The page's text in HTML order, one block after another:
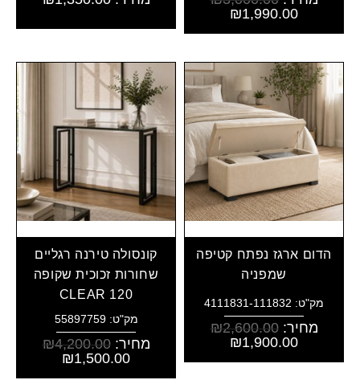
₪1,990.00
הדום ארגז נפתח קטיפה
שמפניה
מק"ט: 4111831-111832
מחיר: ₪2,600.00
₪1,900.00
קונסולה טירנה רגליים
שחורות זכוכית שקופה
CLEAR 120
מק"ט: 55897759
מחיר: ₪4,200.00
₪1,500.00